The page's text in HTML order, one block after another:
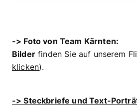
-> Foto von Team Kärnten:
Bilderfinden Sie auf unserem
klicken).
-> Steckbriefe und Text-